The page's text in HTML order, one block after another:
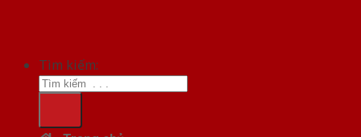
Tìm kiếm: